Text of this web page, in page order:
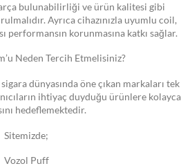
bulunabilirliği ve ürün kalitesi gibi
Ayrıca cihazınızla uyumlu coil,
performansın korunmasına katkı sağlar.
Neden Tercih Etmelisiniz?
dünyasında öne çıkan markaları tek
ihtiyaç duyduğu ürünlere kolayca
hedeflemektedir.
Sitemizde;
Vozol Puff